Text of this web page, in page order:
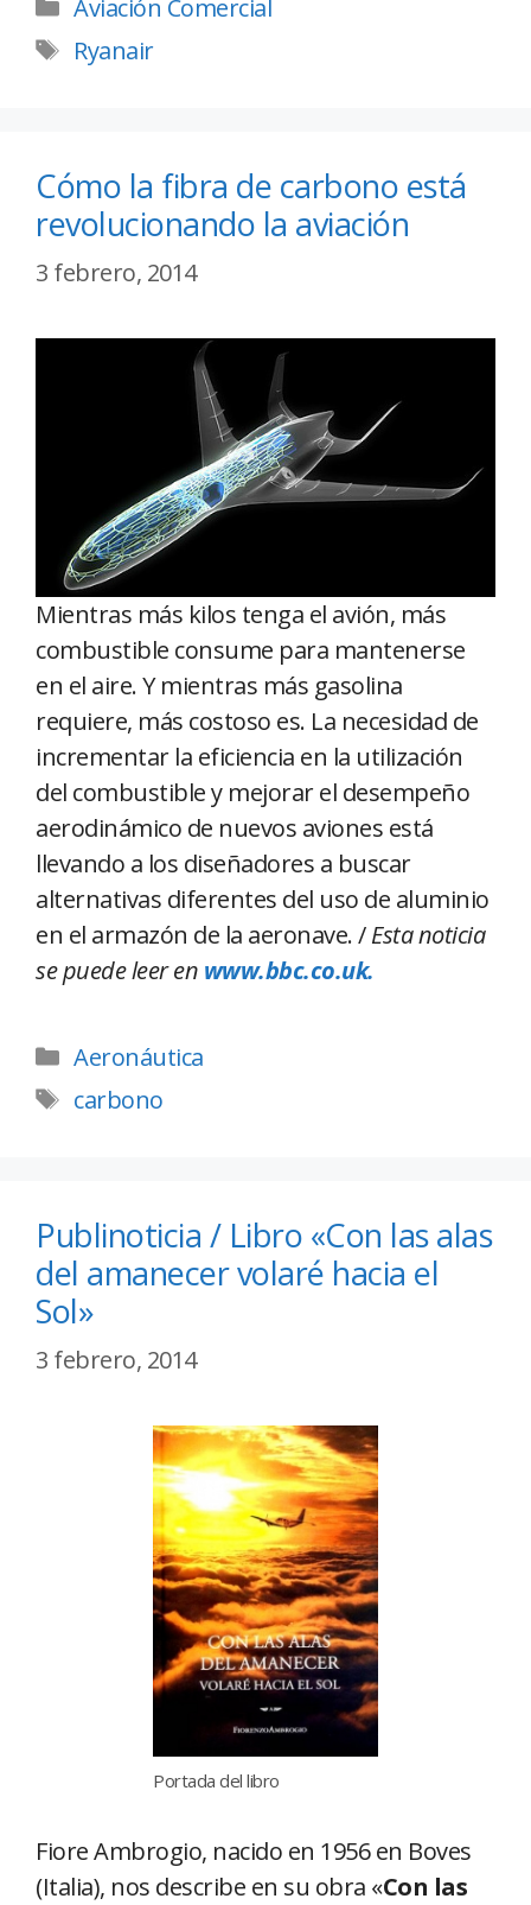
Aviación Comercial
Ryanair
Cómo la fibra de carbono está
revolucionando la aviación
3 febrero, 2014
Mientras más kilos tenga el avión, más
combustible consume para mantenerse
en el aire. Y mientras más gasolina
requiere, más costoso es. La necesidad de
incrementar la eficiencia en la utilización
del combustible y mejorar el desempeño
aerodinámico de nuevos aviones está
llevando a los diseñadores a buscar
alternativas diferentes del uso de aluminio
en el armazón de la aeronave. /Esta noticia
se puede leer en www.bbc.co.uk.
Aeronáutica
carbono
Publinoticia / Libro «Con las alas
del amanecer volaré hacia el
Sol»
3 febrero, 2014
Portada del libro
Fiore Ambrogio, nacido en 1956 en Boves
(Italia), nos describe en su obra «Con las